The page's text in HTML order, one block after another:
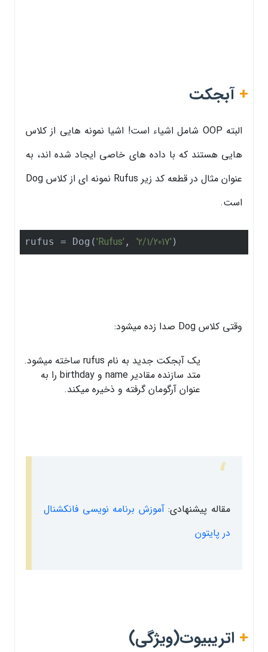
+آبجکت
البته OOP شامل اشیاء است! اشیا نمونه هایی از کلاس
هایی هستند که با داده های خاصی ایجاد شده اند، به
عنوان مثال در قطعه کد زیر Rufus نمونه ای از کلاس Dog
است.
rufus = Dog('Rufus' , '2/1/2017' )
وقتی کلاس Dog صدا زده میشود:
یک آبجکت جدید به نام rufus ساخته میشود.
متد سازنده مقادیر name و birthday را به
عنوان آرگومان گرفته و ذخیره میکند.
مقاله پیشنهادی:آموزش برنامه نویسی فانکشنال
در پایتون
+ اتریبیوت(ویژگی)